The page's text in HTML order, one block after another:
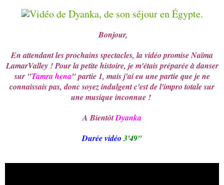
Bonjour,
En attendant les prochains spectacles, la vidéo promiseNaïma
LamarValley ! Pour la petite histoire, je m'étais préparée à danser
sur "Tamra hena" partie 1, mais j'ai eu une partie que je ne
connaissais pas, donc soyez indulgent c'est de l'impro totale sur
une musique inconnue !
A BientôtDyanka
Durée vidéo3'49"